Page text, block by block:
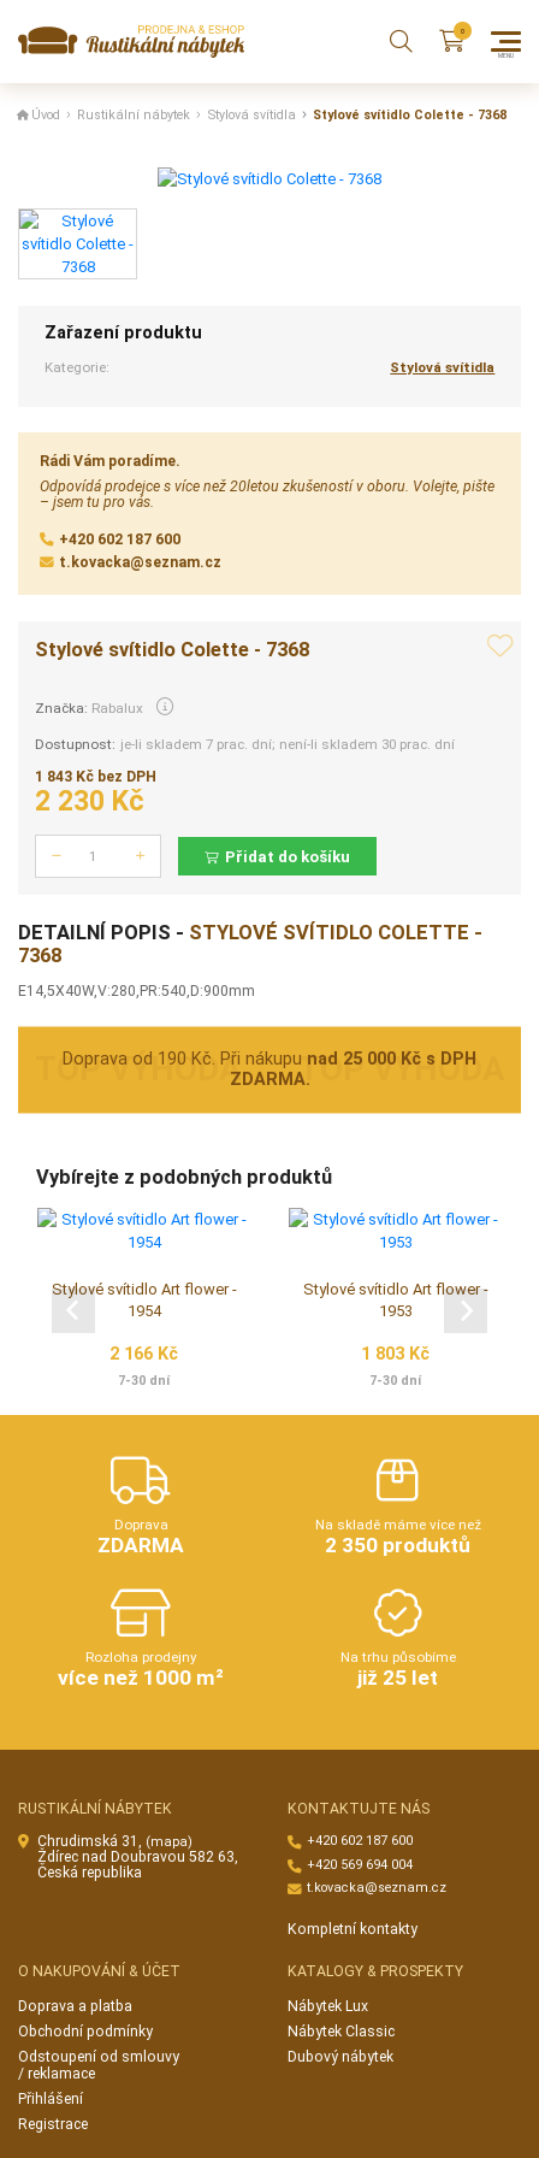
Úvod Rustikální nábytek Stylová svítidla Stylové svítidlo Colette - 7368
Zařazení produktu
Kategorie: Stylová svítidla
Rádi Vám poradíme.
Odpovídá prodejce s více než 20letou zkušeností v oboru. Volejte, pište
– jsem tu pro vás.
+420 602 187 600
t.kovacka@seznam.cz
Stylové svítidlo Colette - 7368
Značka: Rabalux
Dostupnost: je-li skladem 7 prac. dní; není-li skladem 30 prac. dní
1 843 Kč bez DPH
2 230 Kč
Přidat do košíku
DETAILNÍ POPIS - STYLOVÉ SVÍTIDLO COLETTE -
7368
E14,5X40W,V:280,PR:540,D:900mm
Doprava od 190 Kč. Při nákupu nad 25 000 Kč s DPH
ZDARMA.
Vybírejte z podobných produktů
Stylové svítidlo Art flower -
1954
2 166 Kč
7-30 dní
Stylové svítidlo Art flower -
1953
1 803 Kč
7-30 dní
Doprava
ZDARMA
Na skladě máme více než
2 350 produktů
Rozloha prodejny
více než 1000 m²
Na trhu působíme
již 25 let
RUSTIKÁLNÍ NÁBYTEK
Chrudimská 31, (mapa)
Ždírec nad Doubravou 582 63,
Česká republika
KONTAKTUJTE NÁS
+420 602 187 600
+420 569 694 004
t.kovacka@seznam.cz
Kompletní kontakty
O NAKUPOVÁNÍ & ÚČET
Doprava a platba
Obchodní podmínky
Odstoupení od smlouvy
/ reklamace
Přihlášení
Registrace
KATALOGY & PROSPEKTY
Nábytek Lux
Nábytek Classic
Dubový nábytek